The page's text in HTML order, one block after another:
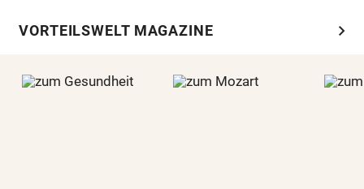
VORTEILSWELT MAGAZINE chevron_right